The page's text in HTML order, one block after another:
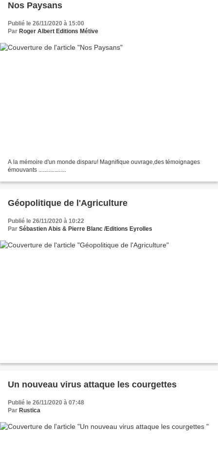
Nos Paysans
Publié le 26/11/2020 à 15:00
Par Roger Albert Editions Métive
A la mémoire d'un monde disparu! Magnifique ouvrage,des témoignages
émouvants ...................
Géopolitique de l'Agriculture
Publié le 26/11/2020 à 10:22
Par Sébastien Abis & Pierre Blanc /Editions Eyrolles
Un nouveau virus attaque les courgettes
Publié le 26/11/2020 à 07:48
Par Rustica